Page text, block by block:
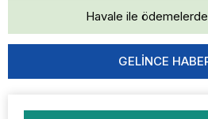
Havale ile
GELINCE